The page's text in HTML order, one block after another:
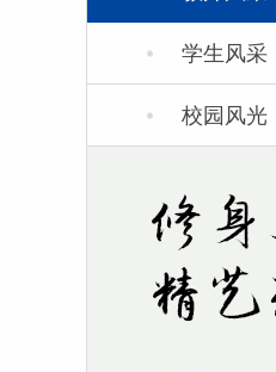
学生风采
校园风光